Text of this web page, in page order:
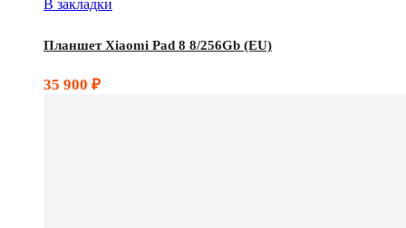
В закладки
Планшет Xiaomi Pad 8 8/256Gb (EU)
35 900 ₽